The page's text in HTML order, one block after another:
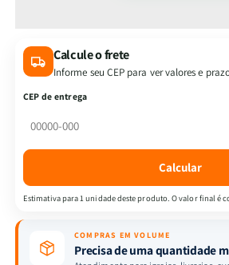
Masks
|
Mundo
Diversão
Masks
|
Calcule o frete
Informe seu CEP para ver valores e
CEP de entrega
Calcular
Estimativa para 1 unidade deste produto. O valor final é
COMPRAS EM VOLUME
Precisa de uma quantidade